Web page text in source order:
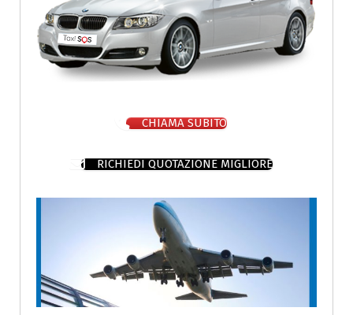
CHIAMA SUBITO
RICHIEDI QUOTAZIONE MIGLIORE